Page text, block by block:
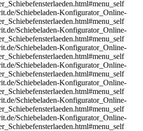
_self
Schiebeladen-Konfigurator_Online-
_self
Schiebeladen-Konfigurator_Online-
_self
Schiebeladen-Konfigurator_Online-
_self
Schiebeladen-Konfigurator_Online-
_self
Schiebeladen-Konfigurator_Online-
_self
Schiebeladen-Konfigurator_Online-
_self
Schiebeladen-Konfigurator_Online-
_self